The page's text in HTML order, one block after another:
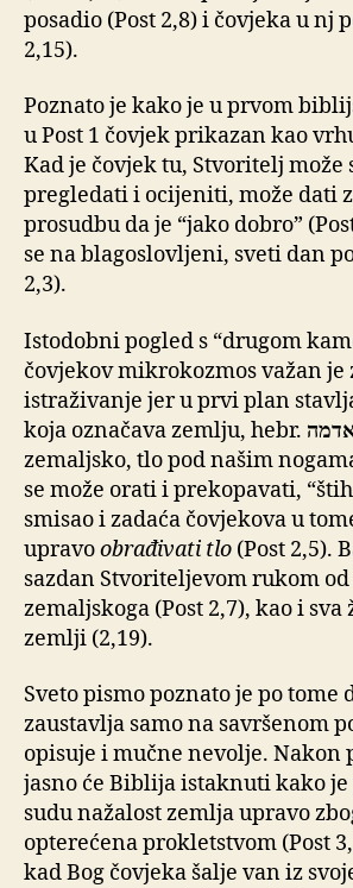
posadio (Post 2,8) i čovjeka u nj
2,15).
Poznato je kako je u prvom
u Post 1 čovjek prikazan kao
Kad je čovjek tu, Stvoritelj može
pregledati i ocijeniti, može dati
prosudbu da je “jako dobro”
se na blagoslovljeni, sveti dan
2,3).
Istodobni pogled s “drugom
čovjekov mikrokozmos važan je
istraživanje jer u prvi plan
koja označava zemlju, hebr.
zemaljsko, tlo pod našim
se može orati i prekopavati,
smisao i zadaća čovjekova u
upravoobrađivati tlo (Post 2,5).
sazdan Stvoriteljevom rukom
zemaljskoga (Post 2,7), kao i sva
zemlji (2,19).
Sveto pismo poznato je po tome
zaustavlja samo na savršenom
opisuje i mučne nevolje. Nakon
jasno će Biblija istaknuti kako
sudu nažalost zemlja upravo
opterećena prokletstvom (Post
kad Bog čovjeka šalje van iz